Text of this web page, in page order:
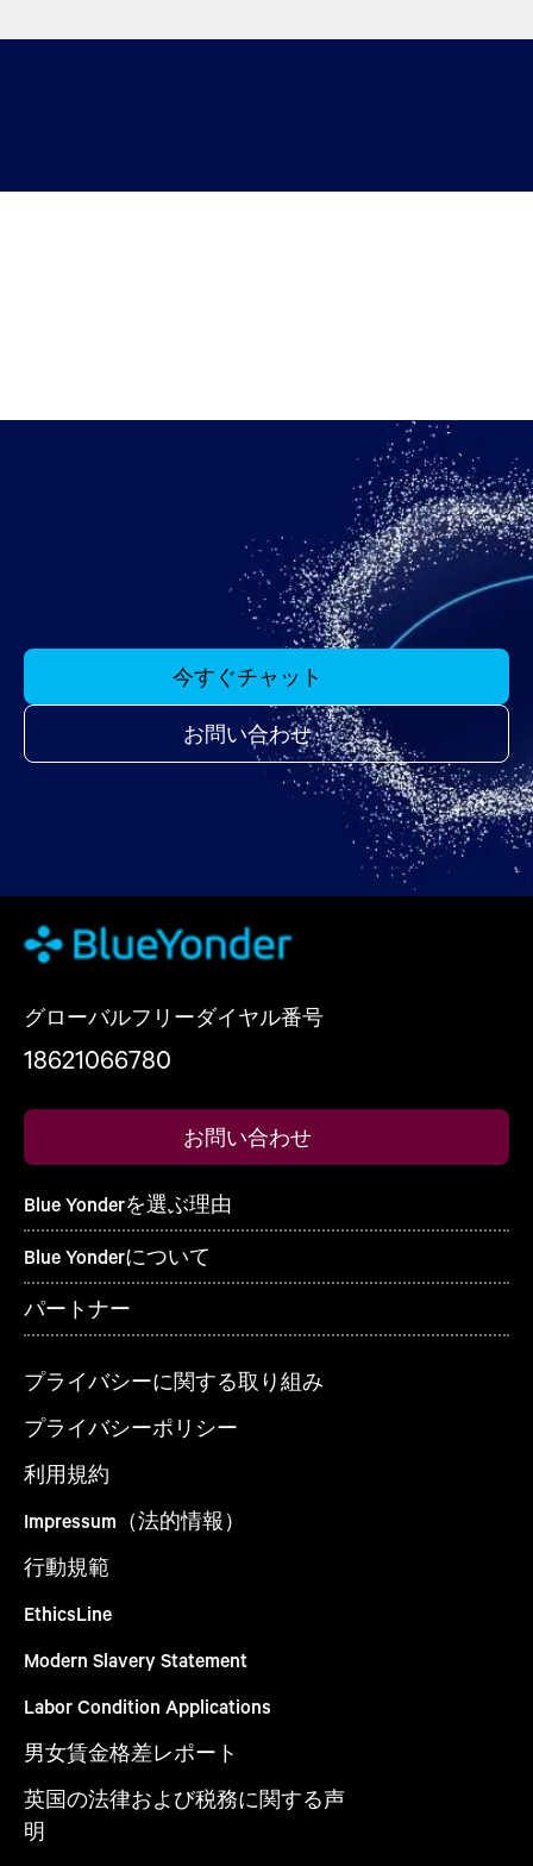
今すぐチャット
お問い合わせ
グローバルフリーダイヤル番号
18621066780
お問い合わせ
Blue Yonderを選ぶ理由
Blue Yonderについて
パートナー
プライバシーに関する取り組み
プライバシーポリシー
利用規約
Impressum（法的情報）
行動規範
EthicsLine
Modern Slavery Statement
Labor Condition Applications
男女賃金格差レポート
英国の法律および税務に関する声
明